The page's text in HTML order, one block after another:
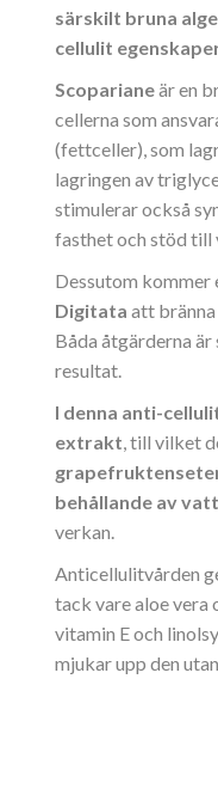
särskilt bruna
cellulit
Scoparianeär en
cellerna som
(fettceller), som
lagringen av
stimulerar också
fasthet och stöd till
Dessutom kommer
Digitata att
Båda åtgärderna
resultat.
I denna anti-
extrakt , till vilket
grapefruktens
behållande av
verkan.
Anticellulitvården
tack vare aloe vera
vitamin E och
mjukar upp den